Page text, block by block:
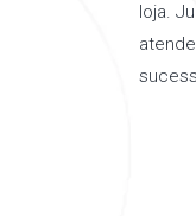
loja.